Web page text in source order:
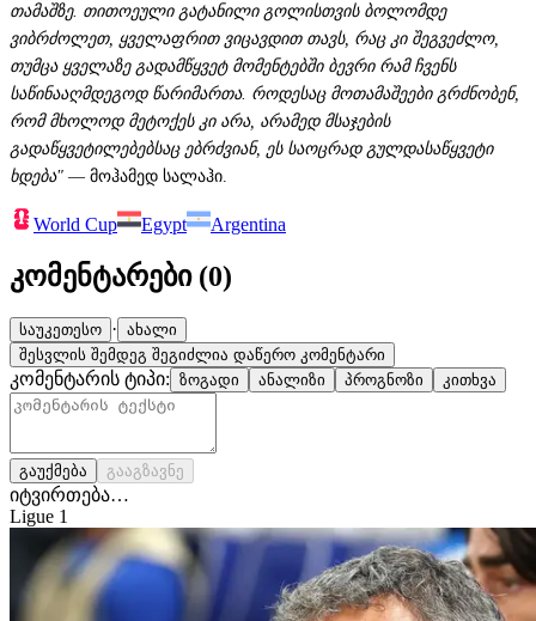
თამაშზე. თითოეული გატანილი გოლისთვის ბოლომდე
ვიბრძოლეთ, ყველაფრით ვიცავდით თავს, რაც კი შეგვეძლო,
თუმცა ყველაზე გადამწყვეტ მომენტებში ბევრი რამ ჩვენს
საწინააღმდეგოდ წარიმართა. როდესაც მოთამაშეები გრძნობენ,
რომ მხოლოდ მეტოქეს კი არა, არამედ მსაჯების
გადაწყვეტილებებსაც ებრძვიან, ეს საოცრად გულდასაწყვეტი
ხდება" — მოჰამედ სალაჰი.
World Cup Egypt Argentina
კომენტარები (0)
საუკეთესო · ახალი
შესვლის შემდეგ შეგიძლია დაწერო კომენტარი
კომენტარის ტიპი: ზოგადი ანალიზი პროგნოზი კითხვა
გაუქმება გააგზავნე
იტვირთება…
Ligue 1